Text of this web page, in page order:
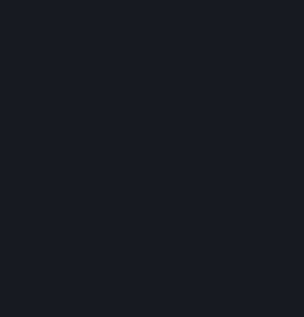
Δεν μπορούμε να προσφέρουμε
στο Steam (π.χ. ταινία, ταινίες μικρού
οδηγούς), εκτός αν το βίντεο είναι σε
Τα δώρα που δεν έχουν εξαργυρωθεί
στη συνηθισμένη χρονική περίοδο
ημέρες/δύο ώρες. Τα δώρα που έχουν
επιστραφούν υπό τις ίδιες συνθήκες αν ο
διαδικασία επιστροφής χρημάτων. Το
για την αγορά του δώρου θα επιστραφεί